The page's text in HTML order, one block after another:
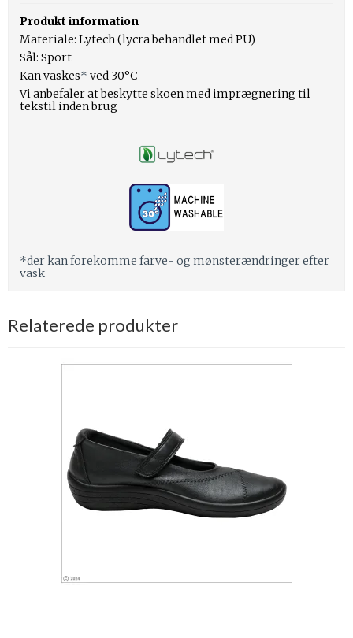
Produkt information
Materiale: Lytech (lycra behandlet med PU)
Sål: Sport
Kan vaskes* ved 30°C
Vi anbefaler at beskytte skoen med imprægnering til
tekstil inden brug
*der kan forekomme farve- og mønsterændringer efter
vask
Relaterede produkter